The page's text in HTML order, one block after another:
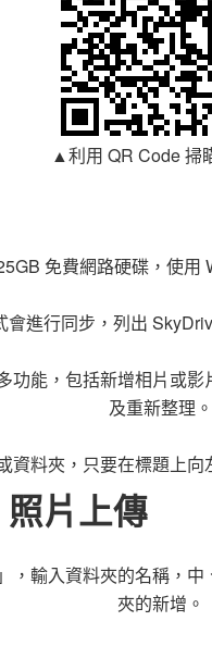
▲利用 QR Code 掃
免費網路硬碟，使用
進行同步，列出
功能，包括新增相片或
及重新整理。
資料夾，只要在標題上向
片上傳
，輸入資料夾的名稱，
夾的新增。